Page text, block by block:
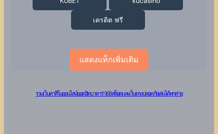
เครดิต ฟรี
แสดงแท็กเพิ่มเติม
รวมเว็บคาสิโนออนไลน์ยอดฮิต บาคาร่า 168 สล็อต และเว็บตรงปลอดภัย เล่นได้ทุกค่าย